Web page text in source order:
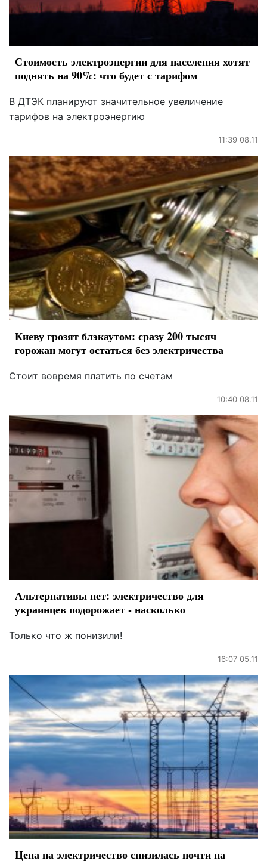
Стоимость электроэнергии для населения хотят
поднять на 90%: что будет с тарифом
В ДТЭК планируют значительное увеличение
тарифов на электроэнергию
11:39 08.11
Киеву грозят блэкаутом: сразу 200 тысяч
горожан могут остаться без электричества
Стоит вовремя платить по счетам
10:40 08.11
Альтернативы нет: электричество для
украинцев подорожает - насколько
Только что ж понизили!
16:07 05.11
Цена на электричество снизилась почти на